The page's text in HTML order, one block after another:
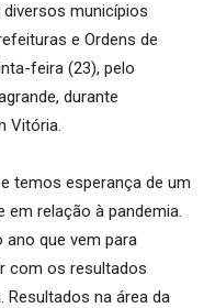
municípios
e Ordens de
feira (23), pelo
durante
Vitória.
temos esperança de um
em relação à pandemia.
que vem para
com os resultados
Resultados na área da